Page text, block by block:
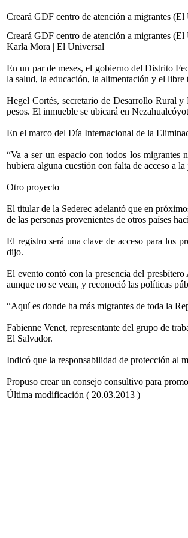
Creará GDF centro de atención a migrantes
Creará GDF centro de atención a migrantes
Karla Mora | El Universal
En un par de meses, el gobierno del Distrito
la salud, la educación, la alimentación y el libre
Hegel Cortés, secretario de Desarrollo Rural
pesos. El inmueble se ubicará en
En el marco del Día Internacional de la
“Va a ser un espacio con todos los migrantes
hubiera alguna cuestión con falta de acceso a
Otro proyecto
El titular de la Sederec adelantó que en
de las personas provenientes de otros países
El registro será una clave de acceso para los
dijo.
El evento contó con la presencia del
aunque no se vean, y reconoció las políticas
“Aquí es donde ha más migrantes de toda la
Fabienne Venet, representante del grupo de
El Salvador.
Indicó que la responsabilidad de protección al
Propuso crear un consejo consultivo para
Última modificación ( 20.03.2013 )